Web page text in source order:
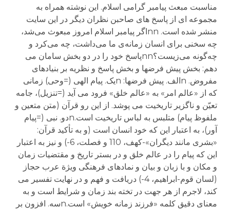
مناسبت مبعث پیامبر گرامی اسلام. این نوشته همراه به
مجموعه ای از پاسخ های صاحبن نظران دیگر در این سایت
منشر شده است. nnاگر پیامبر اسلام امروز مبعوث می‌شد،
چه سخنی برای انسان زمانه‌ی ما می‌داشت، چه می‌کرد و
چه‌گونه می‌زیست؟nnپاسخ خود را در دو بخش سامان می
دهم: بخش پیش فرضها و بخش پاسخ و نظریه بر بنیادهای
مفروض. nالف. پیش فرضها: nیک. پیام الهی (=وحی) زمانی
که از «عالم امر» به «عالم خلق» فرود می آید (=تنزیل)، جامه
تعیّن و ناگزیر تاریخیت می پوشد. از این رو قرآن (متن متعین و
ملفوظ پیام) متلبس به لباس تاریخیت است.nدو. نبی (=پیام
آور)، به اعتبار این که خود انسان است (و به تأکید قرآن:
«بشری مانند دیگران»-کهف، 110 و فصلت، 6-) و نیز به اعتبار
این که پیام را در عالم خلق و در بستر تاریخ و مقتضیات زمان
و مکان و با زبان و بیان و نمادهای فرهنگی ویژة عرب حجاز
(لسان قوم-ابراهیم، 4-) دریافت و فهم و در نهایت تفسیر می
کند، لاجرم از هر جهت در تخته بند زمان و شرایط است و به
معنای دقیق کلمه «فرزند زمانه خویش» است.nسه. افزون بر